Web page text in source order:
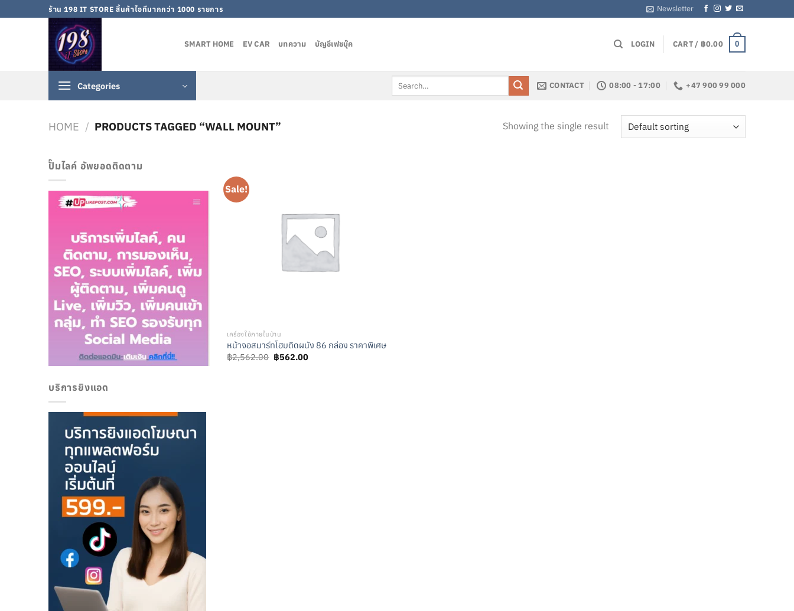
to
ร้าน 198 IT STORE สิ้นค้าไอทีมากกว่า 1000 รายการ Newsletter
SMART HOME EV CAR บทความ บัญชีเฟชบุ๊ค LOGIN CART / ฿0.00 0
Categories
Search
for:
CONTACT 08:00 - 17:00 +47 900 99 000
HOME / PRODUCTS TAGGED “WALL MOUNT” Showing the single result
ปั๊มไลค์ อัพยอดติดตาม
บริการยิงแอด
Sale!
เครื่องใช้ภายในบ้าน
หน้าจอสมาร์ทโฮมติดผนัง 86 กล่อง ราคาพิเศษ
฿2,562.00 Original
price
฿562.00Current